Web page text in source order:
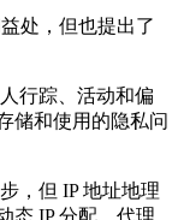
处，但也提出了
行踪、活动和偏
储和使用的隐私问
，但 IP 地址地理
态 IP 分配、代理